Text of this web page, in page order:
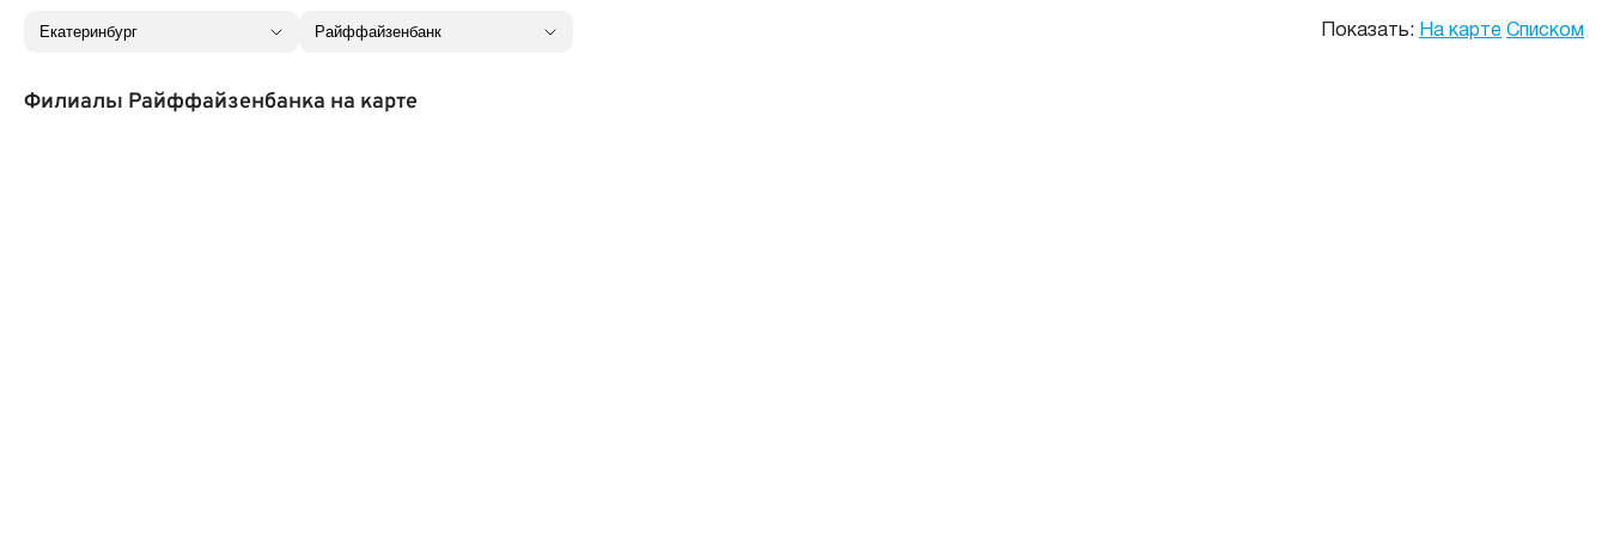
Показать: На карте Списком
Филиалы Райффайзенбанка на карте